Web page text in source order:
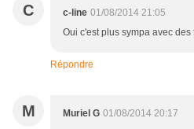
C c-line 01/08/2014 21:05
Oui c'est plus sympa avec
Répondre
M Muriel G 01/08/2014 20:17